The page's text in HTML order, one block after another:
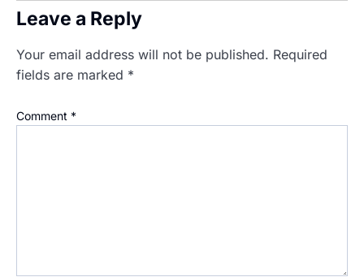
Leave a Reply
Your email address will not be published. Required
fields are marked *
Comment *